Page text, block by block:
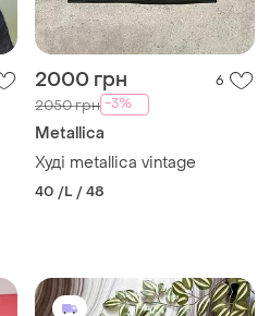
2000 грн 6
2050 грн -3%
Metallica
Худі metallica vintage
40 /L / 48